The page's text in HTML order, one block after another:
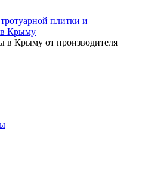
в Крыму от производителя